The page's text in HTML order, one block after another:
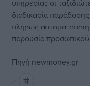
υπηρεσίας οι
διαδικασία
πλήρως
παρουσία προσωπικού
Πηγή newmoney.gr